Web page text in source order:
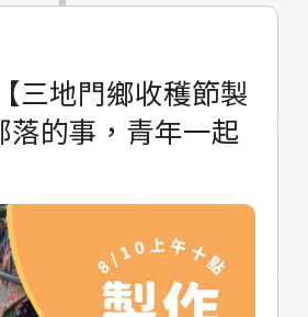
節 #豐收的故事
三地門鄉收穫節製
落的事，青年一起